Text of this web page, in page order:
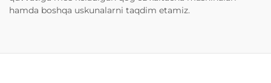
hamda boshqa uskunalarni taqdim etamiz.